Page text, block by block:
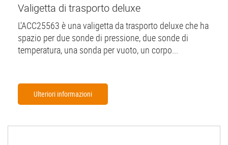
Valigetta di trasporto deluxe
L'ACC25563 è una valigetta da trasporto deluxe che ha
spazio per due sonde di pressione, due sonde di
temperatura, una sonda per vuoto, un corpo...
Ulteriori informazioni